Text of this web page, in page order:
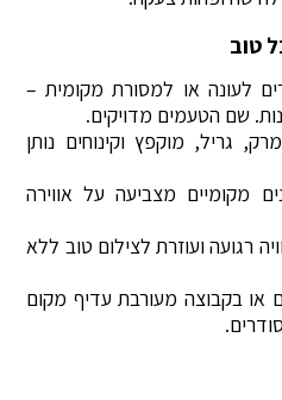
טוב
לעונה או למסורת מקומית –
שם הטעמים מדויקים.
גריל, מוקפץ וקינוחים נותן
מקומיים מצביעה על אווירה
רגועה ועוזרת לצילום טוב ללא
או בקבוצה מעורבת עדיף מקום